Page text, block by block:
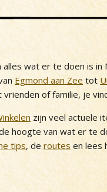
wat er te doen is in
Egmond aan Zee tot
of familie, je
zijn veel actuele
hoogte van wat er te
tips, de routes en lees